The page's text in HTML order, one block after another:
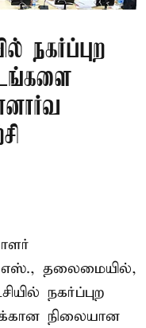
நகர்ப்புற
தலைமையில்,
நகர்ப்புற
நிலையான